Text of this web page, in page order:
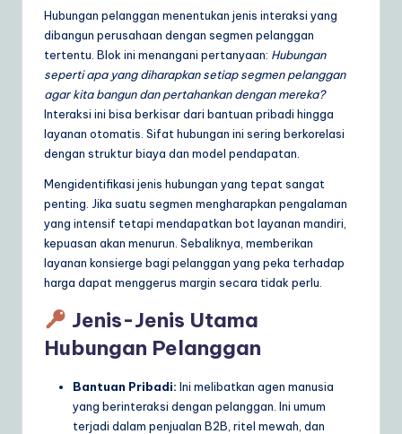
o
lu
ti
o
Hubungan pelanggan menentukan jenis interaksi yang
dibangun perusahaan dengan segmen pelanggan
tertentu. Blok ini menangani pertanyaan: Hubungan
seperti apa yang diharapkan setiap segmen pelanggan
agar kita bangun dan pertahankan dengan mereka?
Interaksi ini bisa berkisar dari bantuan pribadi hingga
layanan otomatis. Sifat hubungan ini sering berkorelasi
dengan struktur biaya dan model pendapatan.
Mengidentifikasi jenis hubungan yang tepat sangat
penting. Jika suatu segmen mengharapkan pengalaman
yang intensif tetapi mendapatkan bot layanan mandiri,
kepuasan akan menurun. Sebaliknya, memberikan
layanan konsierge bagi pelanggan yang peka terhadap
harga dapat menggerus margin secara tidak perlu.
Jenis-Jenis Utama
Hubungan Pelanggan
Bantuan Pribadi: Ini melibatkan agen manusia
yang berinteraksi dengan pelanggan. Ini umum
terjadi dalam penjualan B2B, ritel mewah, dan